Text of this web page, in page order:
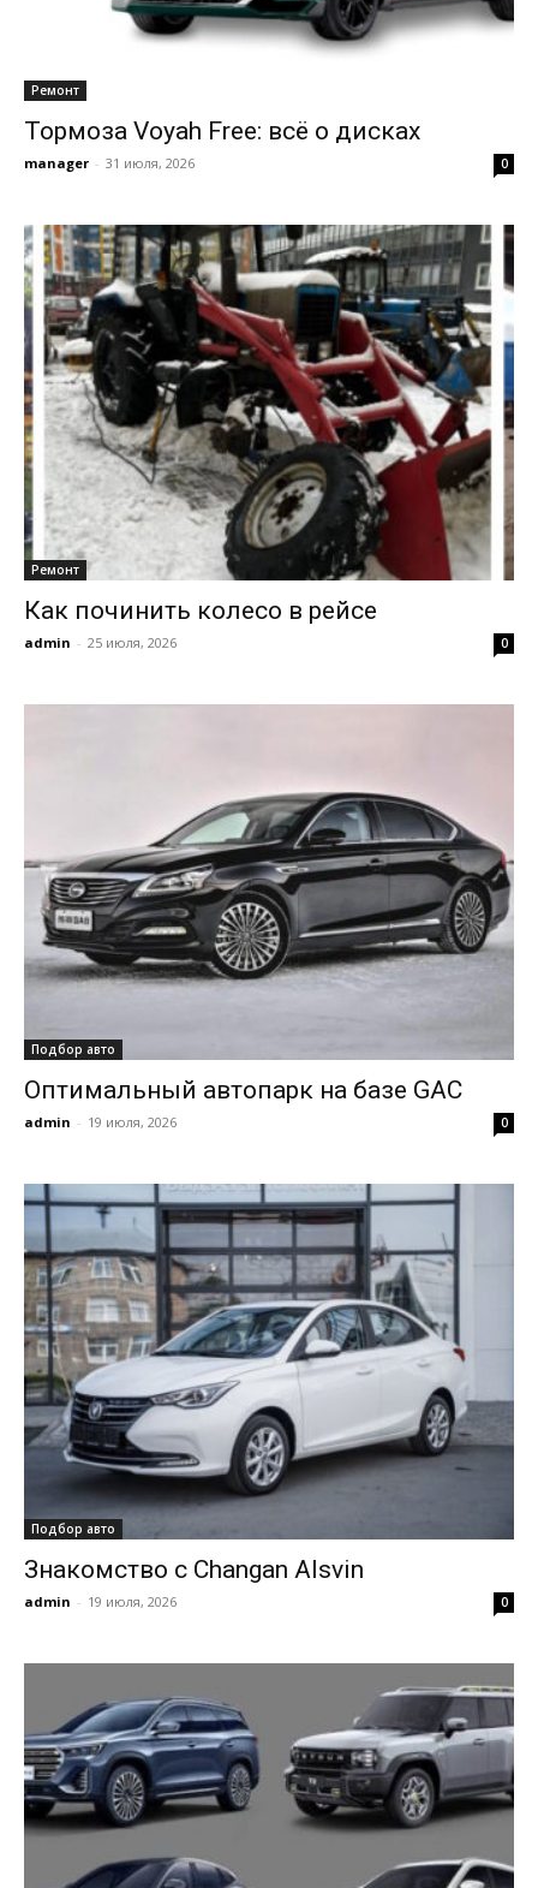
Ремонт
Тормоза Voyah Free: всё о дисках
manager - 31 июля, 2026 0
Ремонт
Как починить колесо в рейсе
admin - 25 июля, 2026 0
Подбор авто
Оптимальный автопарк на базе GAC
admin - 19 июля, 2026 0
Подбор авто
Знакомство с Changan Alsvin
admin - 19 июля, 2026 0